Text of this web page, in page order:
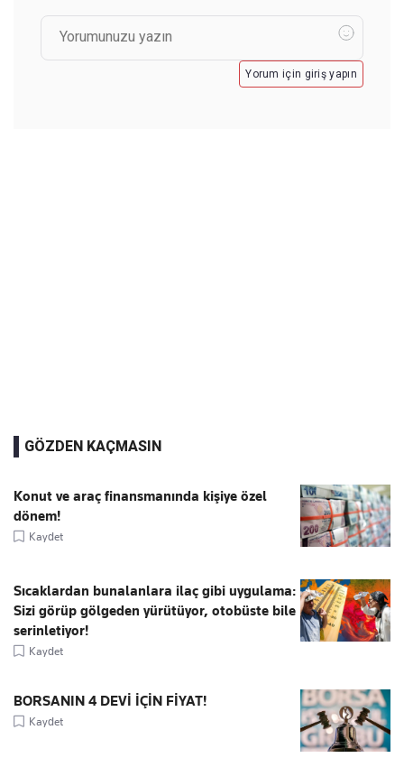
Yorum için giriş yapın
GÖZDEN KAÇMASIN
Konut ve araç finansmanında kişiye özel
dönem!
Kaydet
Sıcaklardan bunalanlara ilaç gibi uygulama:
Sizi görüp gölgeden yürütüyor, otobüste bile
serinletiyor!
Kaydet
BORSANIN 4 DEVİ İÇİN FİYAT!
Kaydet